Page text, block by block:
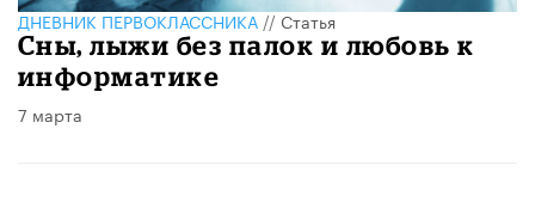
ДНЕВНИК ПЕРВОКЛАССНИКА//Статья
Сны, лыжи без палок и любовь к
информатике
7 марта